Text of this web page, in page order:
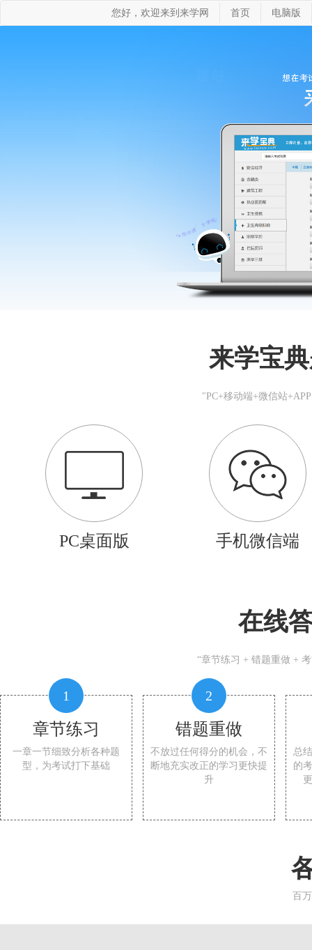
您好，欢迎来到来学网 首页 电脑版
来学宝
"PC+移动端+微信站
PC桌面版 手机微信端
在线
“章节练习 + 错题重做 +
1
章节练习
一章一节细致分析各种题
型，为考试打下基础
2
错题重做
不放过任何得分的机会，不
断地充实改正的学习更快提
升
总
的
百